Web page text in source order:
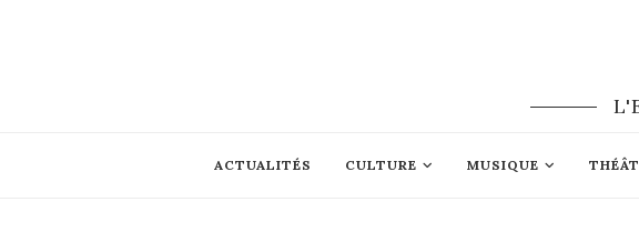
ACTUALITÉS CULTURE MUSIQUE